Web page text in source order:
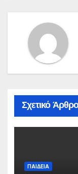
Σχετικό
ΠΑΙΔΕΙΑ